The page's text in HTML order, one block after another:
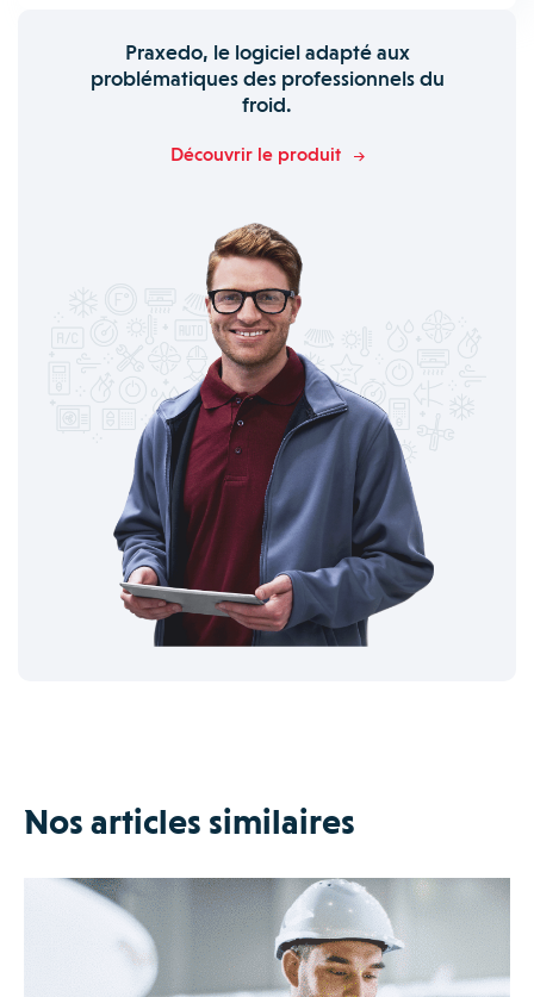
Praxedo, le logiciel adapté aux
problématiques des professionnels du
froid.
Découvrir le produit
Nos articles similaires